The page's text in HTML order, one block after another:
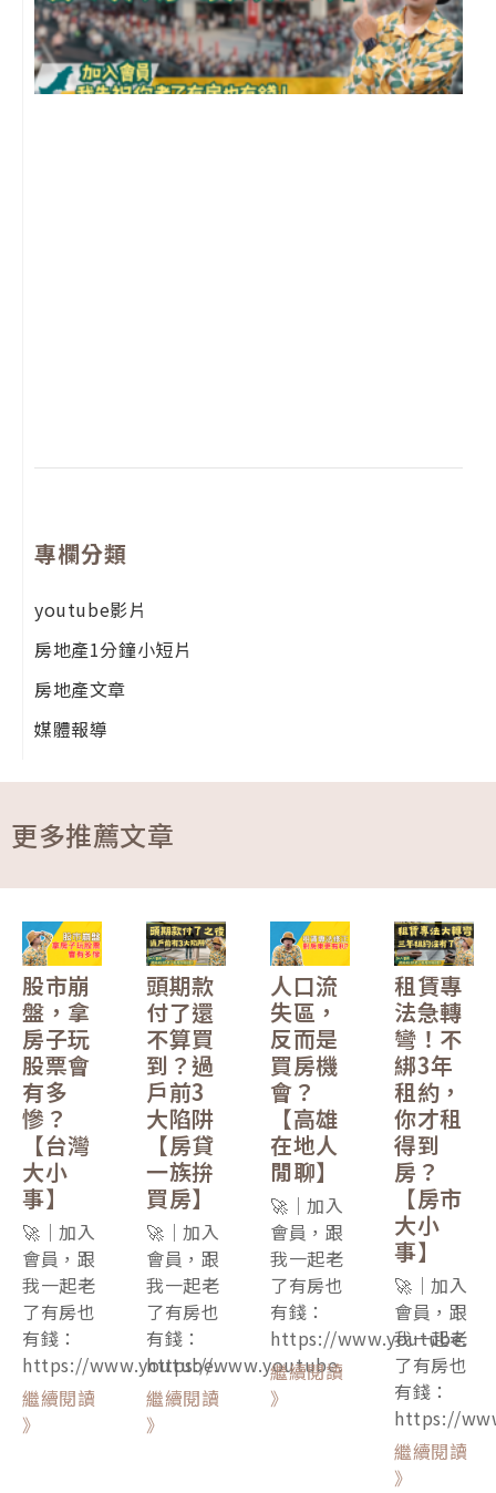
專欄分類
youtube影片
房地產1分鐘小短片
房地產文章
媒體報導
更多推薦文章
股市崩
盤，拿
房子玩
股票會
有多
慘？
【台灣
大小
事】
🚀｜加入
會員，跟
我一起老
了有房也
有錢：
https://www.youtube.
繼續閱讀
》
頭期款
付了還
不算買
到？過
戶前3
大陷阱
【房貸
一族拚
買房】
🚀｜加入
會員，跟
我一起老
了有房也
有錢：
https://www.youtube.
繼續閱讀
》
人口流
失區，
反而是
買房機
會？
【高雄
在地人
閒聊】
🚀｜加入
會員，跟
我一起老
了有房也
有錢：
https://www.youtube.
繼續閱讀
》
租賃專
法急轉
彎！不
綁3年
租約，
你才租
得到
房？
【房市
大小
事】
🚀｜加入
會員，跟
我一起老
了有房也
有錢：
https://
繼續閱讀
》